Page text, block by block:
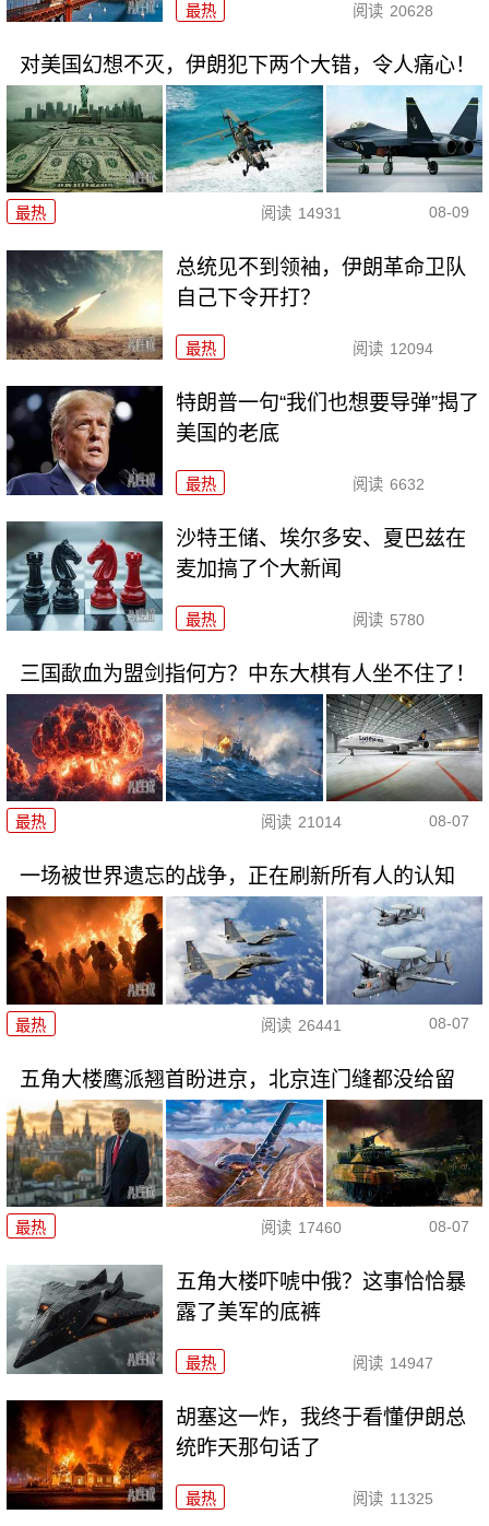
最热 阅读 20628
对美国幻想不灭，伊朗犯下两个大错，令人痛心！
最热 阅读 14931 08-09
总统见不到领袖，伊朗革命卫队
自己下令开打？
最热 阅读 12094
特朗普一句“我们也想要导弹”揭了
美国的老底
最热 阅读 6632
沙特王储、埃尔多安、夏巴兹在
麦加搞了个大新闻
最热 阅读 5780
三国歃血为盟剑指何方？中东大棋有人坐不住了！
最热 阅读 21014 08-07
一场被世界遗忘的战争，正在刷新所有人的认知
最热 阅读 26441 08-07
五角大楼鹰派翘首盼进京，北京连门缝都没给留
最热 阅读 17460 08-07
五角大楼吓唬中俄？这事恰恰暴
露了美军的底裤
最热 阅读 14947
胡塞这一炸，我终于看懂伊朗总
统昨天那句话了
最热 阅读 11325